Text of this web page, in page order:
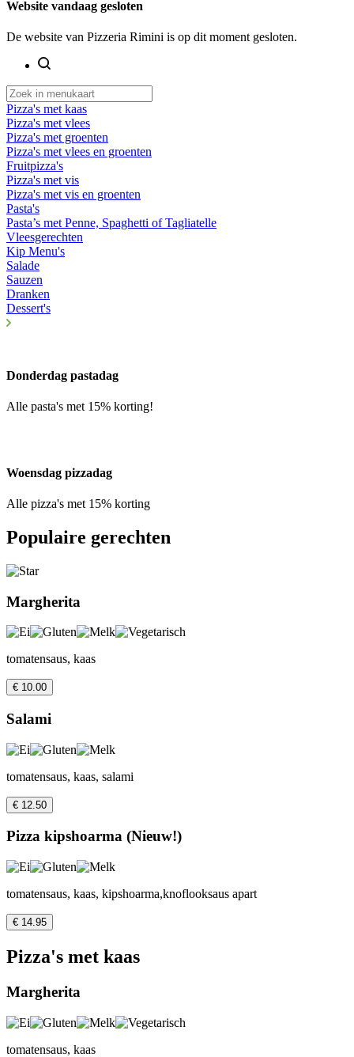
Website vandaag gesloten
De website van Pizzeria Rimini is op dit moment gesloten.
Pizza's met kaas
Pizza's met vlees
Pizza's met groenten
Pizza's met vlees en groenten
Fruitpizza's
Pizza's met vis
Pizza's met vis en groenten
Pasta's
Pasta’s met Penne, Spaghetti of Tagliatelle
Vleesgerechten
Kip Menu's
Salade
Sauzen
Dranken
Dessert's
Donderdag pastadag
Alle pasta's met 15% korting!
Woensdag pizzadag
Alle pizza's met 15% korting
Populaire gerechten
Margherita
tomatensaus, kaas
€ 10.00
Salami
tomatensaus, kaas, salami
€ 12.50
Pizza kipshoarma (Nieuw!)
tomatensaus, kaas, kipshoarma,knoflooksaus apart
€ 14.95
Pizza's met kaas
Margherita
tomatensaus, kaas